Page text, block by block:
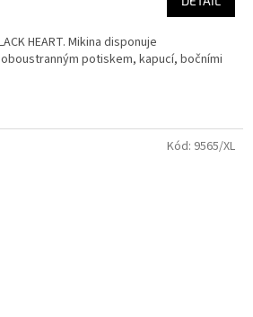
HEART. Mikina disponuje
potiskem, kapucí, bočními
Kód: 9565/XL